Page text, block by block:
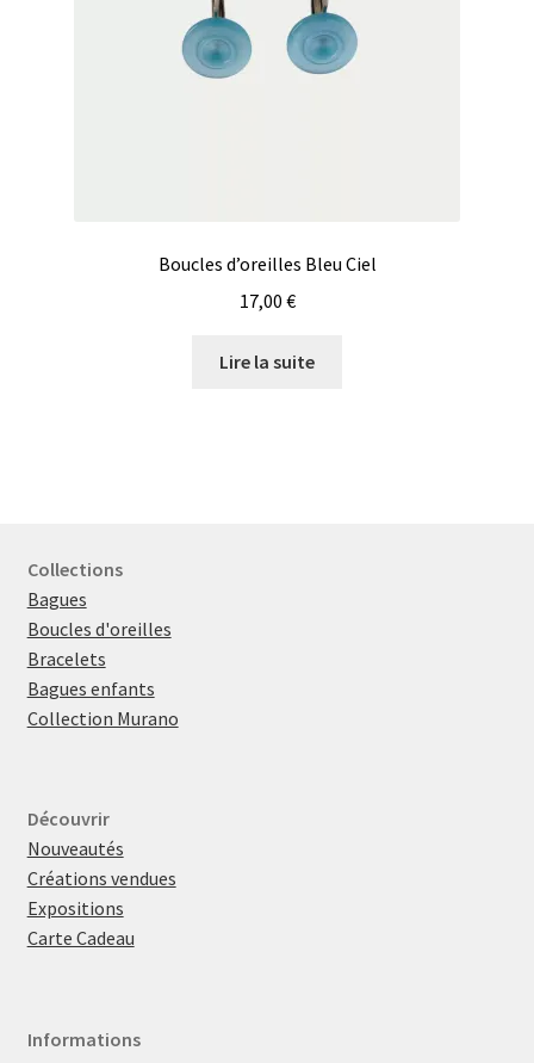
Boucles d’oreilles Bleu Ciel
17,00 €
Lire la suite
Collections
Bagues
Boucles d'oreilles
Bracelets
Bagues enfants
Collection Murano
Découvrir
Nouveautés
Créations vendues
Expositions
Carte Cadeau
Informations